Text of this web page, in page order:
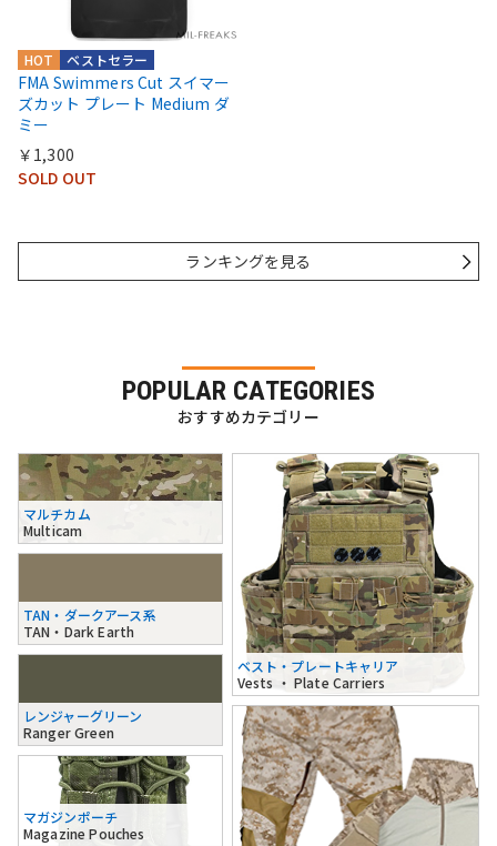
ベストセラー
HOT
FMA Swimmers Cut スイマー
ズカット プレート Medium ダ
ミー
￥1,300
SOLD OUT
ランキングを見る
POPULAR CATEGORIES
おすすめカテゴリー
マルチカム
Multicam
TAN・ダークアース系
TAN・Dark Earth
レンジャーグリーン
Ranger Green
ベスト・プレートキャリア
Vests ・ Plate Carriers
マガジンポーチ
Magazine Pouches